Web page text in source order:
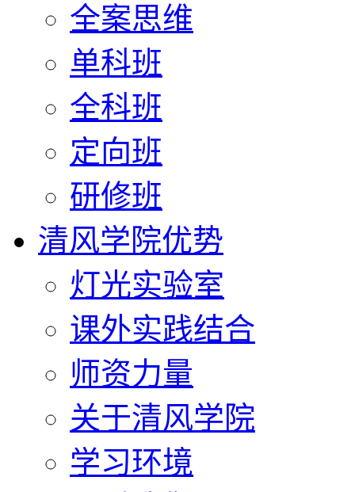
全案思维
单科班
全科班
定向班
研修班
清风学院优势
灯光实验室
课外实践结合
师资力量
关于清风学院
学习环境